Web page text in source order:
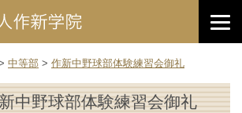
中等部 > 作新中野球部体験練習会御礼
中野球部体験練習会御礼